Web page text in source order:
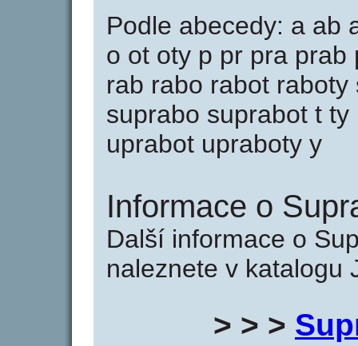
Podle abecedy: a ab
o ot oty p pr pra
rab rabo rabot
suprabo suprabot t
uprabot upraboty y
Informace o
Další informace o
naleznete v katalogu
> > >